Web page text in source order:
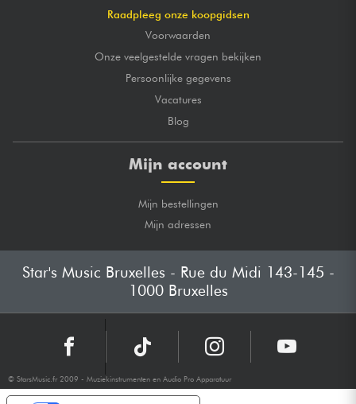
Raadpleeg onze koopgidsen
Voorwaarden
Onze veelgestelde vragen bekijken
Persoonlijke gegevens
Vacatures
Blog
Mijn account
Mijn bestellingen
Mijn adressen
Star's Music Bruxelles - Rue du Midi 143-145 -
1000 Bruxelles
© StarsMusic.fr 2009 - Muziekinstrumenten en Audio Pro Apparatuur